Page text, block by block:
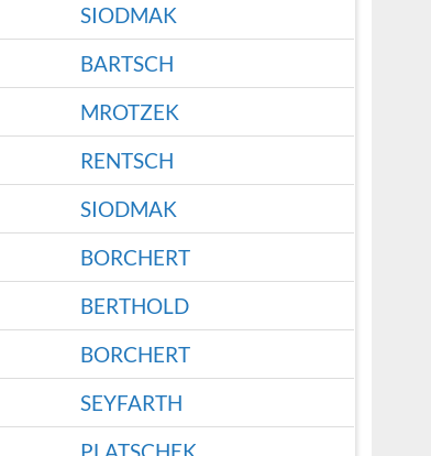
SIODMAK
BARTSCH
MROTZEK
RENTSCH
SIODMAK
BORCHERT
BERTHOLD
BORCHERT
SEYFARTH